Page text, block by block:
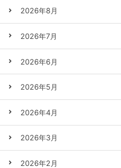
2026年8月
2026年7月
2026年6月
2026年5月
2026年4月
2026年3月
2026年2月